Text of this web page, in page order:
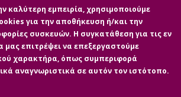
are protected by copyright, with all
otherwise indicated.
καλύτερη εμπειρία, χρησιμοποιούμε
για την αποθήκευση ή/και την
συσκευών. Η συγκατάθεση για τις εν
μας επιτρέψει να επεξεργαστούμε
χαρακτήρα, όπως συμπεριφορά
αναγνωριστικά σε αυτόν τον ιστότοπο.